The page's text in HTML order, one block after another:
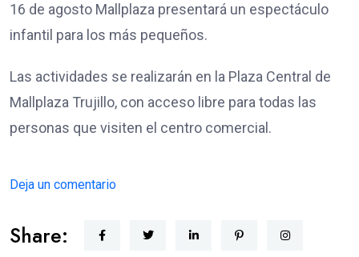
16 de agosto Mallplaza presentará un espectáculo
infantil para los más pequeños.
Las actividades se realizarán en la Plaza Central de
Mallplaza Trujillo, con acceso libre para todas las
personas que visiten el centro comercial.
Deja un comentario
Share: